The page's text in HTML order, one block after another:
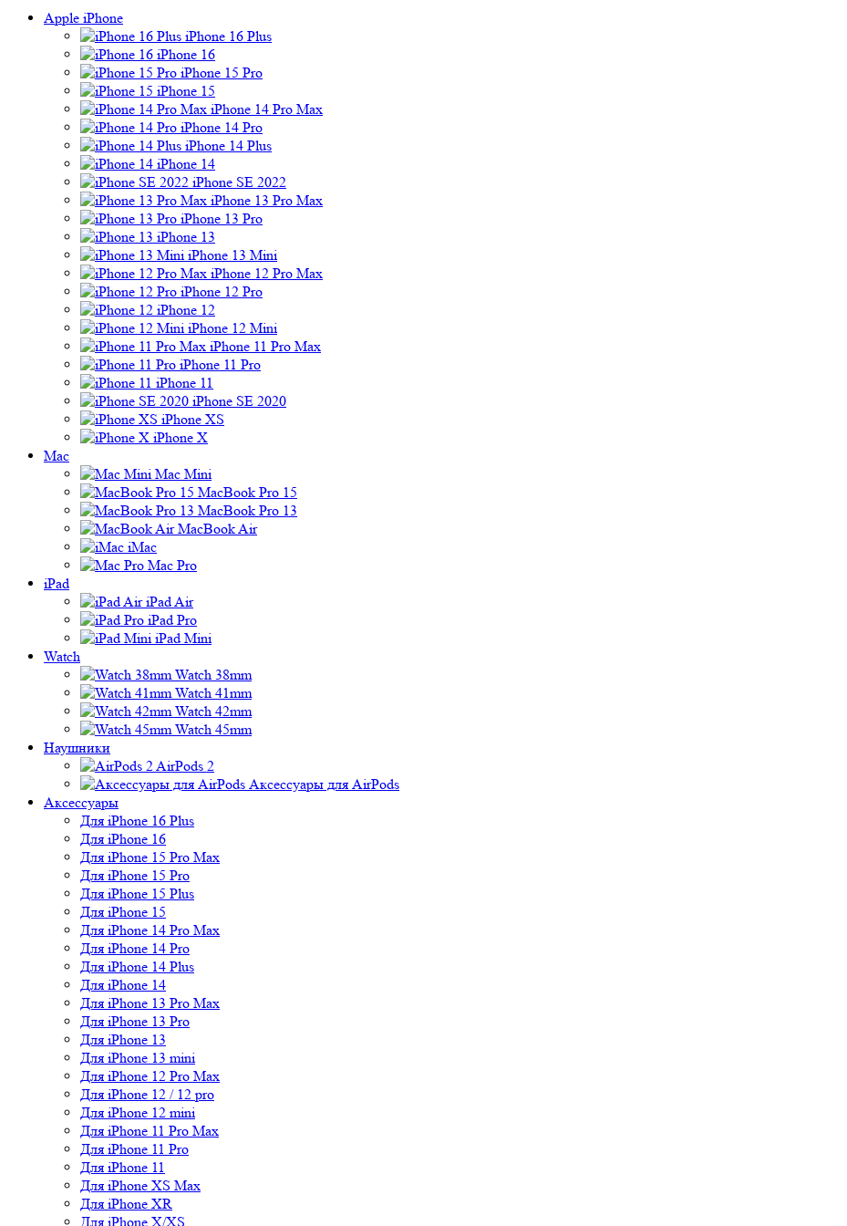
Apple iPhone
iPhone 16 Plus
iPhone 16
iPhone 15 Pro
iPhone 15
iPhone 14 Pro Max
iPhone 14 Pro
iPhone 14 Plus
iPhone 14
iPhone SE 2022
iPhone 13 Pro Max
iPhone 13 Pro
iPhone 13
iPhone 13 Mini
iPhone 12 Pro Max
iPhone 12 Pro
iPhone 12
iPhone 12 Mini
iPhone 11 Pro Max
iPhone 11 Pro
iPhone 11
iPhone SE 2020
iPhone XS
iPhone X
Mac
Mac Mini
MacBook Pro 15
MacBook Pro 13
MacBook Air
iMac
Mac Pro
iPad
iPad Air
iPad Pro
iPad Mini
Watch
Watch 38mm
Watch 41mm
Watch 42mm
Watch 45mm
Наушники
AirPods 2
Аксессуары для AirPods
Аксессуары
Для iPhone 16 Plus
Для iPhone 16
Для iPhone 15 Pro Max
Для iPhone 15 Pro
Для iPhone 15 Plus
Для iPhone 15
Для iPhone 14 Pro Max
Для iPhone 14 Pro
Для iPhone 14 Plus
Для iPhone 14
Для iPhone 13 Pro Max
Для iPhone 13 Pro
Для iPhone 13
Для iPhone 13 mini
Для iPhone 12 Pro Max
Для iPhone 12 / 12 pro
Для iPhone 12 mini
Для iPhone 11 Pro Max
Для iPhone 11 Pro
Для iPhone 11
Для iPhone XS Max
Для iPhone XR
Для iPhone X/XS